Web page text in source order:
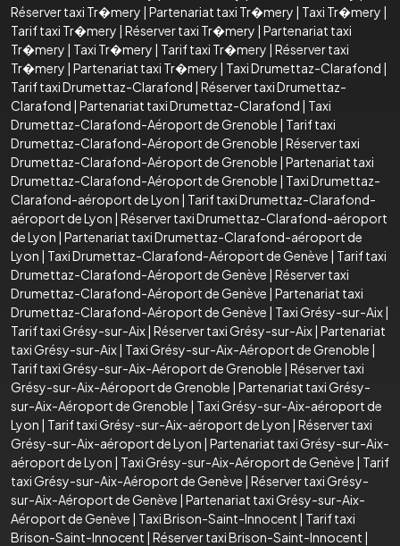
Réserver taxi Tr�mery | Partenariat taxi Tr�mery | Taxi Tr�mery |
Tarif taxi Tr�mery | Réserver taxi Tr�mery | Partenariat taxi
Tr�mery | Taxi Tr�mery | Tarif taxi Tr�mery | Réserver taxi
Tr�mery | Partenariat taxi Tr�mery | Taxi Drumettaz-Clarafond |
Tarif taxi Drumettaz-Clarafond | Réserver taxi Drumettaz-
Clarafond | Partenariat taxi Drumettaz-Clarafond | Taxi
Drumettaz-Clarafond-Aéroport de Grenoble | Tarif taxi
Drumettaz-Clarafond-Aéroport de Grenoble | Réserver taxi
Drumettaz-Clarafond-Aéroport de Grenoble | Partenariat taxi
Drumettaz-Clarafond-Aéroport de Grenoble | Taxi Drumettaz-
Clarafond-aéroport de Lyon | Tarif taxi Drumettaz-Clarafond-
aéroport de Lyon | Réserver taxi Drumettaz-Clarafond-aéroport
de Lyon | Partenariat taxi Drumettaz-Clarafond-aéroport de
Lyon | Taxi Drumettaz-Clarafond-Aéroport de Genève | Tarif taxi
Drumettaz-Clarafond-Aéroport de Genève | Réserver taxi
Drumettaz-Clarafond-Aéroport de Genève | Partenariat taxi
Drumettaz-Clarafond-Aéroport de Genève | Taxi Grésy-sur-Aix|
Tarif taxi Grésy-sur-Aix| Réserver taxi Grésy-sur-Aix| Partenariat
taxi Grésy-sur-Aix| Taxi Grésy-sur-Aix-Aéroport de Grenoble |
Tarif taxi Grésy-sur-Aix-Aéroport de Grenoble | Réserver taxi
Grésy-sur-Aix-Aéroport de Grenoble | Partenariat taxi Grésy-
sur-Aix-Aéroport de Grenoble | Taxi Grésy-sur-Aix-aéroport de
Lyon | Tarif taxi Grésy-sur-Aix-aéroport de Lyon | Réserver taxi
Grésy-sur-Aix-aéroport de Lyon | Partenariat taxi Grésy-sur-Aix-
aéroport de Lyon | Taxi Grésy-sur-Aix-Aéroport de Genève | Tarif
taxi Grésy-sur-Aix-Aéroport de Genève | Réserver taxi Grésy-
sur-Aix-Aéroport de Genève | Partenariat taxi Grésy-sur-Aix-
Aéroport de Genève | Taxi Brison-Saint-Innocent | Tarif taxi
Brison-Saint-Innocent | Réserver taxi Brison-Saint-Innocent |